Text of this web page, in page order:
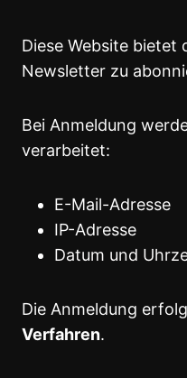
Diese Website bietet
Newsletter zu
Bei Anmeldung
verarbeitet:
E-Mail-Adresse
IP-Adresse
Datum und
Die Anmeldung
Verfahren.